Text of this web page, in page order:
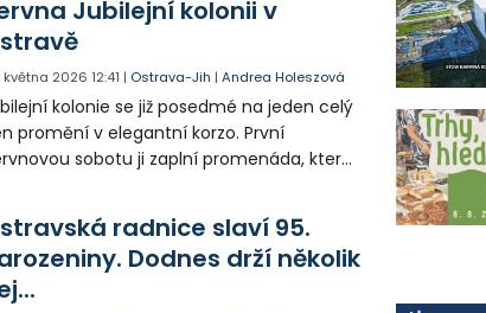
Jubilejní kolonii v
května 2026 12:41 | Ostrava-Jih |Andrea Holeszová
kolonie se již posedmé na jeden celý
promění v elegantní korzo. První
sobotu ji zaplní promenáda, která
radnice slaví 95.
Dodnes drží několik